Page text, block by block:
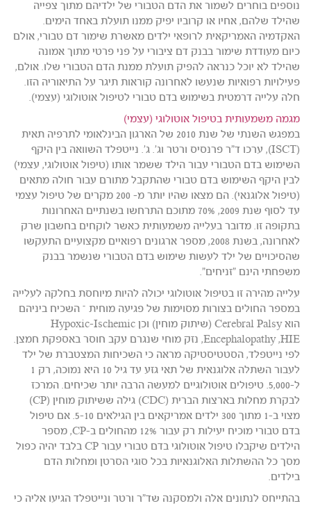
נוספים בוחרים לשמור את הדם הטבורי של ילדיהם מתוך צפייה
שהילד שלהם, אחיו או קרוביו יפיק ממנו תועלת באחד הימים.
האקדמיה האמריקאית לרופאי ילדים מאשרת שימור דם טבורי, אולם
כיום מעודדת שימור בבנק דם ציבורי על פני פרטי מתוך אמונה
שהילד לא יוכל כנראה להפיק תועלת ממנת הדם הטבורי שלו. אולם,
פעילויות רפואיות שנעשו לאחרונה קוראות תיגר על התיאוריה הזו.
חלה עלייה דרמטית בשימוש בדם טבורי לטיפול אוטולוגי (עצמי).
מגמה משמעותית בטיפול אוטולוגי (עצמי)
במפגש השנתי של שנת 2010 של הארגון הבינלאומי לתרפיה תאית
(ISCT), ערכו ד"ר פרנסיס ורטר וג'. ג'. נייטפלד השוואה בין היקף
השימוש בדם הטבורי עבור הילד ששמר אותו (טיפול אוטולוגי, עצמי)
לבין היקף השימוש בדם טבורי שהתקבל מתורם עבור חולה מתאים
(טיפול אלוגנאי). הם מצאו שהיו יותר מ- 200 מקרים של טיפול עצמי
עד לסוף שנת 2009, 70% מתוכם התרחשו בשנתיים האחרונות
בתקופה זו. מדובר בעלייה משמעותית כאשר לוקחים בחשבון שרק
לאחרונה, בשנת 2008, מספר ארגונים רפואיים מקצועיים התעקשו
שהסיכויים של ילד לעשות שימוש בדם הטבורי שנשמר בבנק
משפחתי הינם "זניחים".
עלייה מהירה זו בטיפול אוטולוגי יכולה להיות מיוחסת בחלקה לעלייה
במספר החולים בצורות מסוימות של פגיעה מוחית – השכיח ביניהם
הוא Cerebral Palsy (שיתוק מוחין) וכן Hypoxic-Ischemic
Encephalopathy ,HIE, נזק מוחי שנגרם עקב חוסר באספקת חמצן.
לפי נייטפלד, הסטטיסטיקה מראה כי השכיחות המצטברת של ילד
לעבור השתלה אלוגנאית של תאי גזע עד גיל 10 היא נמוכה, רק 1
ל-5,000. טיפולים אוטולוגיים למעשה הרבה יותר שכיחים. המרכז
לבקרת מחלות בארצות הברית (CDC) גילה ששיתוק מוחין (CP)
מצוי ב-1 מתוך 300 ילדים אמריקאים בין הגילאים 5-10. אם טיפול
בדם טבורי מוכיח יעילות רק עבור 12% מהחולים ב-CP, מספר
הילדים שיקבלו טיפול אוטולוגי בדם טבורי עבור CP בלבד יהיה כפול
מסך כל ההשתלות האלוגנאיות בכל סוגי הסרטן ומחלות הדם
בילדים.
בהתייחס לנתונים אלה ולמסקנה שד"ר ורטר ונייטפלד הגיעו אליה כי